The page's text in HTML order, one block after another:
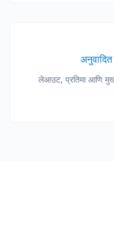
लेआउट, प्रतिमा आणि